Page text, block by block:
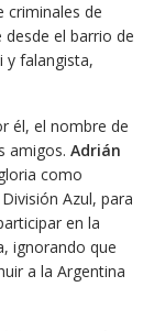
criminales de
desde el barrio de
y falangista,
él, el nombre de
amigos. Adrián
como
Azul, para
en la
ignorando que
a la Argentina